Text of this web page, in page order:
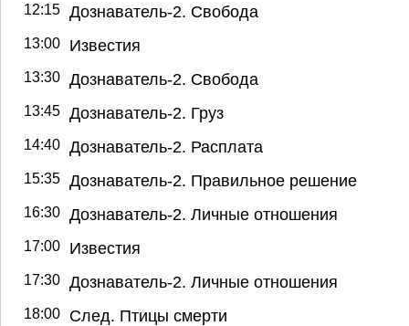
12:15 Дознаватель-2. Свобода
13:00 Известия
13:30 Дознаватель-2. Свобода
13:45 Дознаватель-2. Груз
14:40 Дознаватель-2. Расплата
15:35 Дознаватель-2. Правильное решение
16:30 Дознаватель-2. Личные отношения
17:00 Известия
17:30 Дознаватель-2. Личные отношения
18:00 След. Птицы смерти